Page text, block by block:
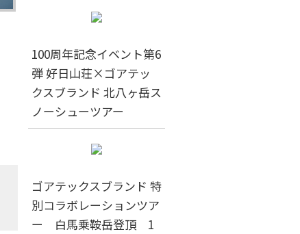
100周年記念イベント第6
弾 好日山荘×ゴアテッ
クスブランド 北八ヶ岳ス
ノーシューツアー
ゴアテックスブランド 特
別コラボレーションツア
ー 白馬乗鞍岳登頂 1